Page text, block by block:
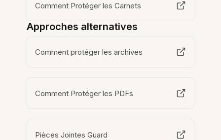
Comment Protéger les Carnets
Approches alternatives
Comment protéger les archives
Comment Protéger les PDFs
Pièces Jointes Guard